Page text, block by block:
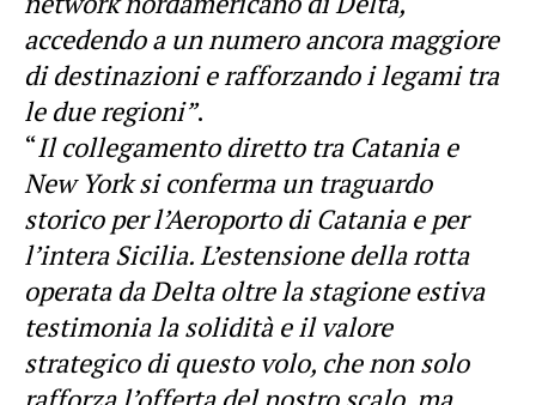
accedendo a un numero ancora maggiore
di destinazioni e rafforzando i legami tra
le due regioni”.
“Il collegamento diretto tra Catania e
New York si conferma un traguardo
storico per l’Aeroporto di Catania e per
l’intera Sicilia. L’estensione della rotta
operata da Delta oltre la stagione estiva
testimonia la solidità e il valore
strategico di questo volo, che non solo